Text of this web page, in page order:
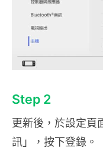
Step 2
更新後，於設定
訊」，按下登錄。